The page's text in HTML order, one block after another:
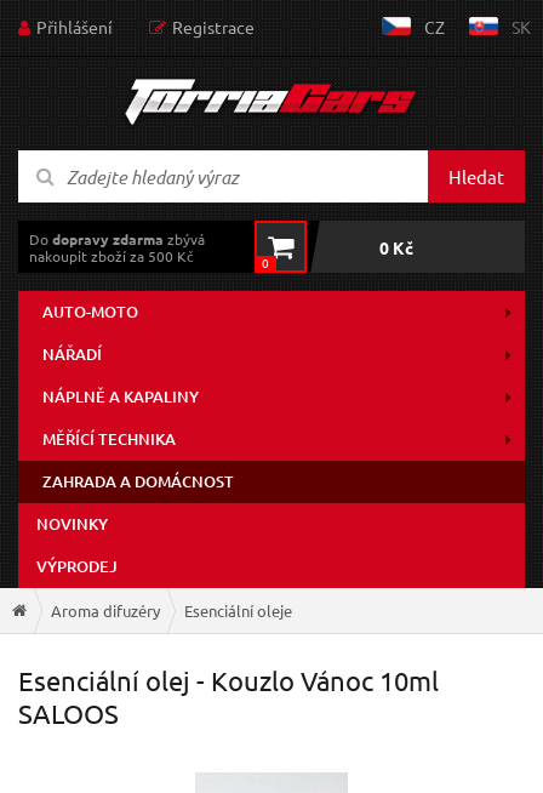
Přihlášení Registrace CZ SK
Hledat
Dodopravy zdarma zbývá
nakoupit zboží za 500 Kč
0
0 Kč
AUTO-MOTO
NÁŘADÍ
NÁPLNĚ A KAPALINY
MĚŘÍCÍ TECHNIKA
ZAHRADA A DOMÁCNOST
NOVINKY
VÝPRODEJ
Aroma difuzéry Esenciální oleje
Esenciální olej - Kouzlo Vánoc 10ml
SALOOS